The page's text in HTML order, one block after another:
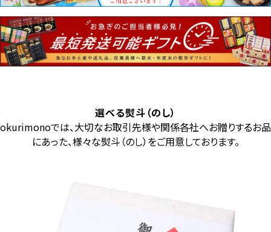
選べる熨斗（のし）
okurimonoでは、大切なお取引先様や関係各社へお贈りするお品
にあった、様々な熨斗（のし）をご用意しております。